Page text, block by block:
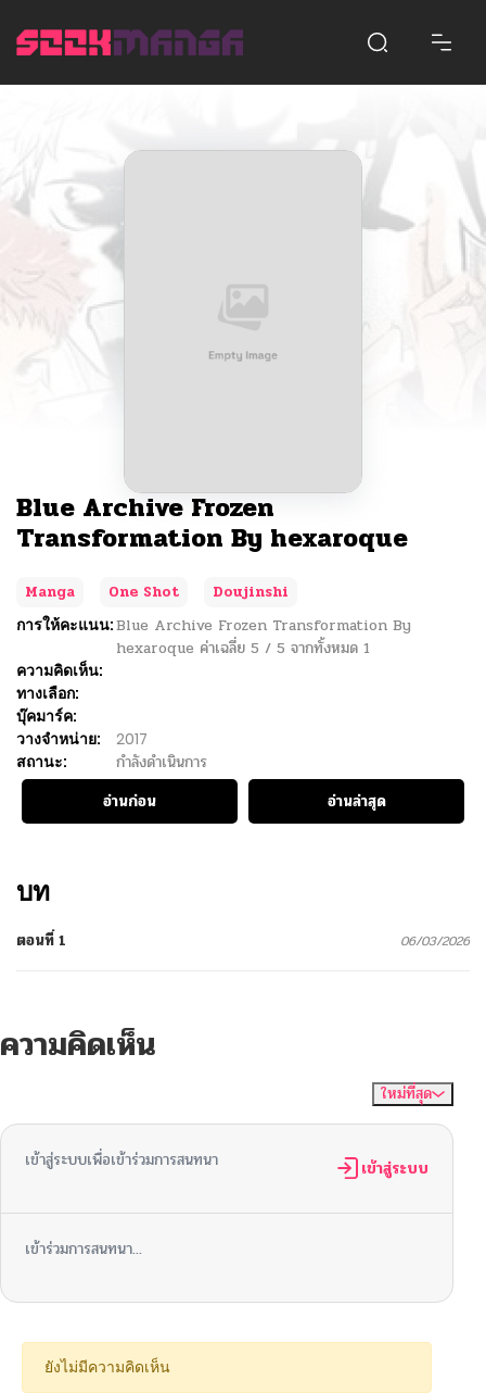
Blue Archive Frozen
Transformation By hexaroque
Manga One Shot
Doujinshi
การให้คะแนน:Blue Archive Frozen Transformation By
hexaroque ค่าเฉลี่ย 5 / 5 จากทั้งหมด 1
ความคิดเห็น:
ทางเลือก:
บุ๊คมาร์ค:
วางจำหน่าย:
2017
สถานะ:
กำลังดำเนินการ
อ่านก่อน
อ่านล่าสุด
บท
ตอนที่ 1 06/03/2026
ความคิดเห็น
ใหม่ที่สุด
เข้าสู่ระบบเพื่อเข้าร่วมการสนทนา เข้าสู่ระบบ
เข้าร่วมการสนทนา...
ยังไม่มีความคิดเห็น